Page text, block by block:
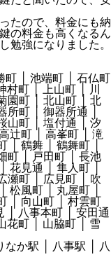
たので、料金にも納
の料金も高くなるん
勉強になりました。
町 │ 池端町 │ 石仏町
村町 │ 上山町 │ 川
園町 │ 北山町 │ 北
所町 │ 御器所通 │
山町 │ 塩付通 │ 汐
辻町 │ 高峯町 │ 滝
│ 鶴舞 │ 鶴舞町 │
町 │ 戸田町 │ 長池
花見通 │ 隼人町 │
瀬町 │ 広見町 │ 吹
松風町 │ 丸屋町 │
│ 向山町 │ 村雲町
│ 八事本町 │ 安田通
花町 │ 山脇町 │ 雪
なか駅 │ 八事駅 │ 八